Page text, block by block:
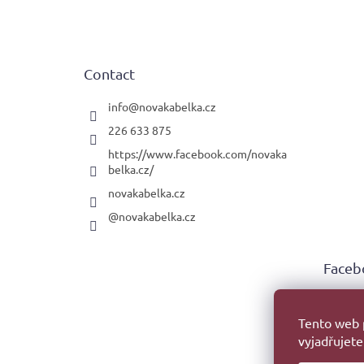
Tento web
Contact
info@novakabelka.cz
226 633 875
https://www.facebook.com/novaka
belka.cz/
novakabelka.cz
@novakabelka.cz